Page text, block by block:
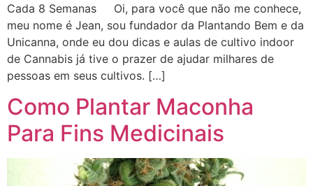
Cada 8 Semanas Oi, para você que não me conhece,
meu nome é Jean, sou fundador da Plantando Bem e da
Unicanna, onde eu dou dicas e aulas de cultivo indoor
de Cannabis já tive o prazer de ajudar milhares de
pessoas em seus cultivos. […]
Como Plantar Maconha
Para Fins Medicinais